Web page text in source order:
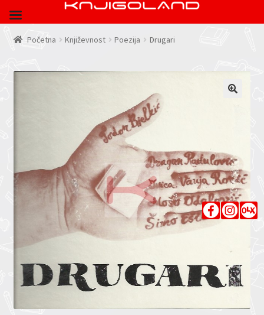
Početna Književnost Poezija Drugari